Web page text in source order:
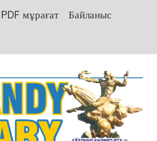
PDF мұрағат Байланыс